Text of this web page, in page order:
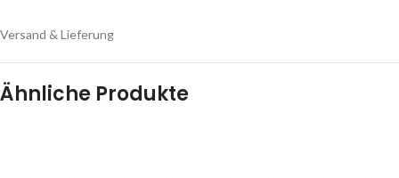
Versand & Lieferung
Ähnliche Produkte